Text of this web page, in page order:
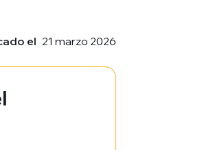
el 21 marzo 2026